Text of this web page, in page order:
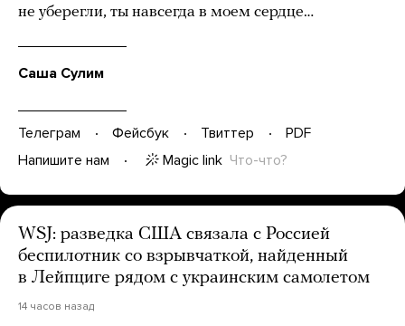
не уберегли, ты навсегда в моем сердце…
Саша Сулим
Телеграм Фейсбук Твиттер
PDF
Напишите нам
Magic link Что-что?
WSJ: разведка США связала с Россией
беспилотник со взрывчаткой, найденный
в Лейпциге рядом с украинским самолетом
14 часов назад